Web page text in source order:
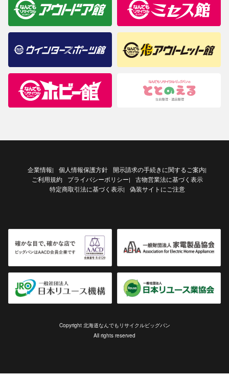
企業情報| 個人情報保護方針 開示請求の手続きに関するご案内|
ご利用規約 プライバシーポリシー|
古物営業法に基づく表示
特定商取引法に基づく表示| 偽装サイトにご注意
Copyright 北海道なんでもリサイクルビッグバン
All rights reserved